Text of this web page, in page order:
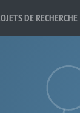
DE RECHERCHE